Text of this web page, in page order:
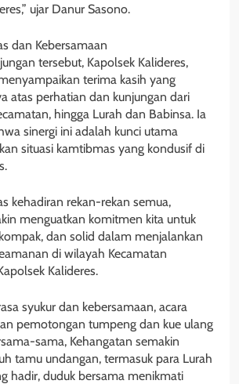
ujar Danur Sasono.
dan Kebersamaan
tersebut, Kapolsek Kalideres,
terima kasih yang
atas perhatian dan kunjungan dari
hingga Lurah dan Babinsa. Ia
sinergi ini adalah kunci utama
situasi kamtibmas yang kondusif di
kehadiran rekan-rekan semua,
menguatkan komitmen kita untuk
dan solid dalam menjalankan
di wilayah Kecamatan
Kalideres.
syukur dan kebersamaan, acara
pemotongan tumpeng dan kue ulang
sama, Kehangatan semakin
tamu undangan, termasuk para Lurah
hadir, duduk bersama menikmati